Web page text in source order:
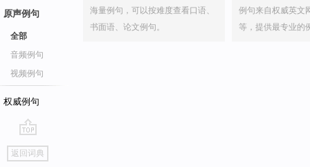
原声例句
全部
音频例句
视频例句
权威例句
go
top
返回词典
海量例句，可以按难度查看口语、
书面语、论文例句。
例句来自权威英文
等，提供最专业的